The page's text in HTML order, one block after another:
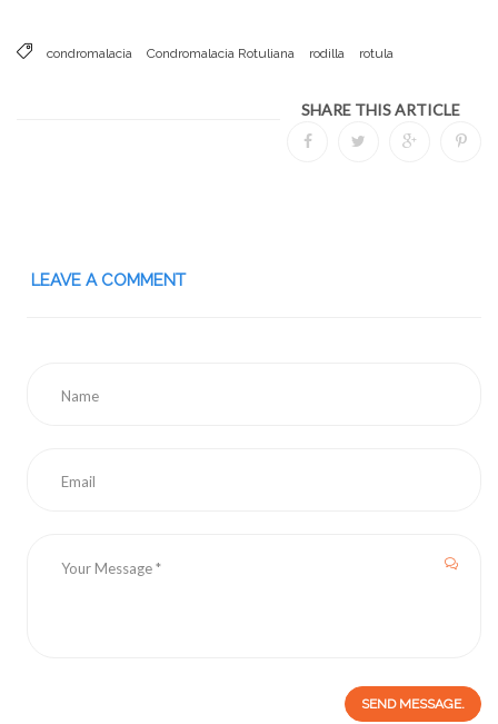
condromalacia Condromalacia Rotuliana rodilla rotula
SHARE THIS ARTICLE
LEAVE A COMMENT
SEND MESSAGE.